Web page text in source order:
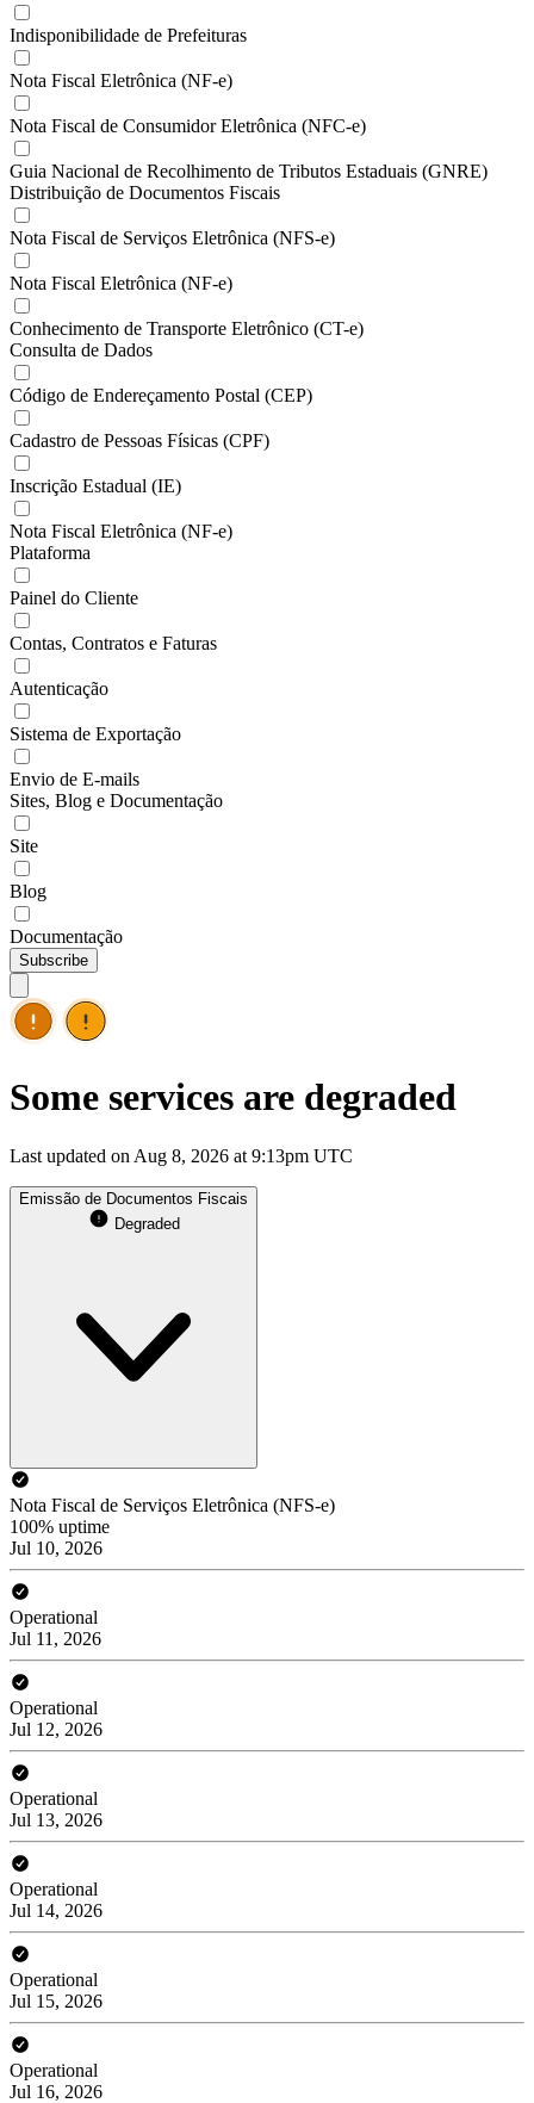
Indisponibilidade de Prefeituras
Nota Fiscal Eletrônica (NF-e)
Nota Fiscal de Consumidor Eletrônica (NFC-e)
Guia Nacional de Recolhimento de Tributos Estaduais (GNRE)
Distribuição de Documentos Fiscais
Nota Fiscal de Serviços Eletrônica (NFS-e)
Nota Fiscal Eletrônica (NF-e)
Conhecimento de Transporte Eletrônico (CT-e)
Consulta de Dados
Código de Endereçamento Postal (CEP)
Cadastro de Pessoas Físicas (CPF)
Inscrição Estadual (IE)
Nota Fiscal Eletrônica (NF-e)
Plataforma
Painel do Cliente
Contas, Contratos e Faturas
Autenticação
Sistema de Exportação
Envio de E-mails
Sites, Blog e Documentação
Site
Blog
Documentação
Subscribe
Some services are degraded
Last updated on Aug 8, 2026 at 9:13pm UTC
Emissão de Documentos Fiscais
Degraded
Nota Fiscal de Serviços Eletrônica (NFS-e)
100% uptime
Jul 10, 2026
Operational
Jul 11, 2026
Operational
Jul 12, 2026
Operational
Jul 13, 2026
Operational
Jul 14, 2026
Operational
Jul 15, 2026
Operational
Jul 16, 2026